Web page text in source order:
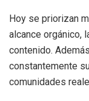
Hoy se priorizan
alcance orgánico,
contenido.
constantemente
comunidades